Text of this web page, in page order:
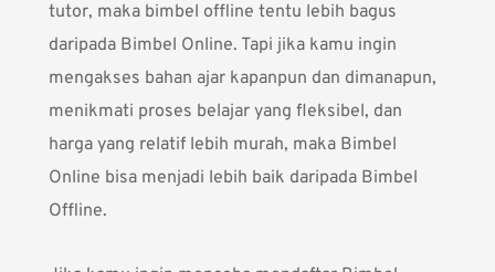
tutor, maka bimbel offline tentu lebih bagus
daripada Bimbel Online. Tapi jika kamu ingin
mengakses bahan ajar kapanpun dan dimanapun,
menikmati proses belajar yang fleksibel, dan
harga yang relatif lebih murah, maka Bimbel
Online bisa menjadi lebih baik daripada Bimbel
Offline.